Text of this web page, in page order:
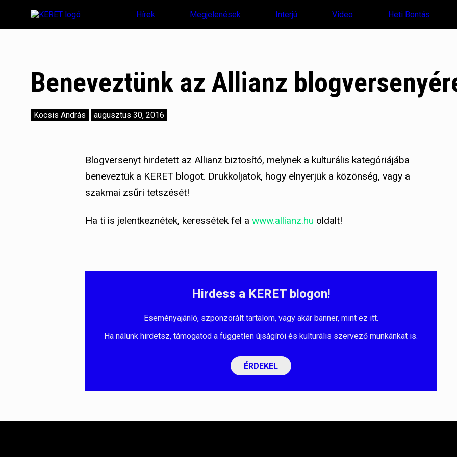
Hírek Megjelenések Interjú Video Heti Bontás
Beneveztünk az Allianz
Kocsis András augusztus 30, 2016
Blogversenyt hirdetett az Allianz biztosító, melynek a kulturális kategóriájába
beneveztük a KERET blogot. Drukkoljatok, hogy elnyerjük a közönség, vagy a
szakmai zsűri tetszését!
Ha ti is jelentkeznétek, keressétek fel a www.allianz.hu oldalt!
Hirdess a KERET blogon!
Eseményajánló, szponzorált tartalom, vagy akár banner, mint ez itt.
Ha nálunk hirdetsz, támogatod a független újságírói és kulturális szervező munkánkat is.
ÉRDEKEL